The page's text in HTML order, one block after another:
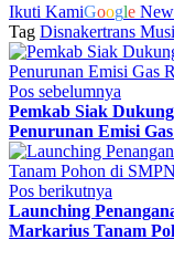
Ikuti KamiGoogle
Tag Disnakertrans
Pos sebelumnya
Pemkab Siak
Penurunan Emisi
Pos berikutnya
Launching
Markarius Tanam